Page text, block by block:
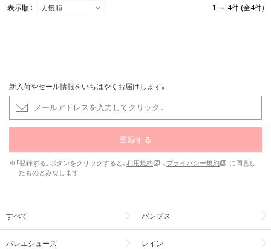
表示順 : 1 ～ 4件 (全4件)
新入荷やセール情報をいちはやくお届けします。
登録する
※「登録する」ボタンをクリックすると、利用規約 、 プライバシー規約
に同意し
たものとみなします
すべて パンプス
バレエシューズ レイン